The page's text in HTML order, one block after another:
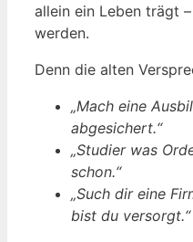
allein ein Leben trägt
werden.
Denn die alten
„Mach eine
abgesichert.“
„Studier was
schon.“
„Such dir eine
bist du versorgt.“